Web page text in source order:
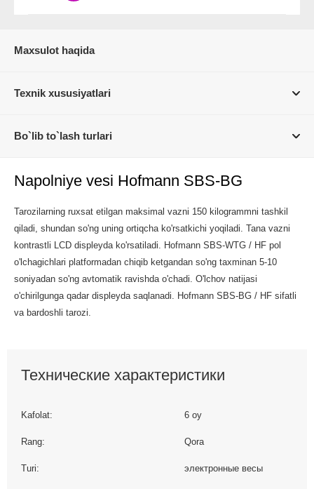
Maxsulot haqida
Texnik xususiyatlari
Bo`lib to`lash turlari
Napolniye vesi Hofmann SBS-BG
Tarozilarning ruxsat etilgan maksimal vazni 150 kilogrammni tashkil
qiladi, shundan so'ng uning ortiqcha ko'rsatkichi yoqiladi. Tana vazni
kontrastli LCD displeyda ko'rsatiladi. Hofmann SBS-WTG / HF pol
o'lchagichlari platformadan chiqib ketgandan so'ng taxminan 5-10
soniyadan so'ng avtomatik ravishda o'chadi. O'lchov natijasi
o'chirilgunga qadar displeyda saqlanadi. Hofmann SBS-BG / HF sifatli
va bardoshli tarozi.
Технические характеристики
Kafolat: 6 oy
Rang: Qora
Turi: электронные весы